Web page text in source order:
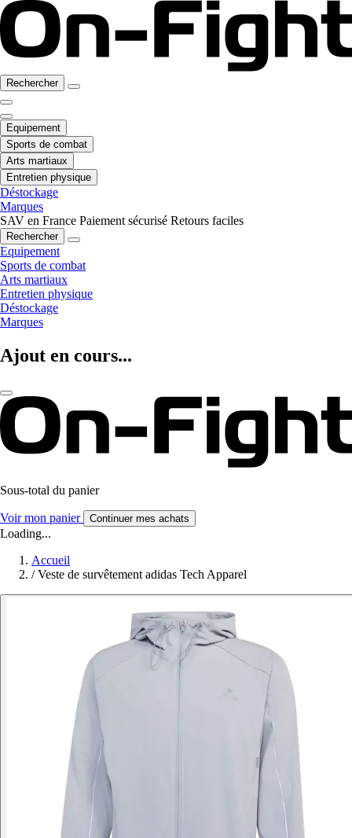
Rechercher
Equipement
Sports de combat
Arts martiaux
Entretien physique
Déstockage
Marques
SAV en France Paiement sécurisé Retours faciles
Rechercher
Equipement
Sports de combat
Arts martiaux
Entretien physique
Déstockage
Marques
Ajout en cours...
Sous-total du panier
Voir mon panier Continuer mes achats
Loading...
Accueil
/ Veste de survêtement adidas Tech Apparel